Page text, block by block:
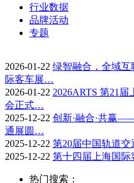
行业数据
品牌活动
专题
2026-01-22 绿智融合，全域互
际客车展…
2026-01-22 2026ARTS 第21
会正式…
2025-12-22 创新·融合·共赢
通展圆…
2025-12-22 第20届中国轨道
2025-12-22 第十四届上海国际
热门搜索：